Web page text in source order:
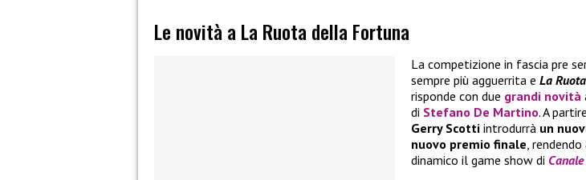
Le novità a La Ruota della Fortuna
La competizione in fascia pre
sempre più agguerrita e La
risponde con due grandi novità
di Stefano De Martino. A
Gerry Scotti introdurrà un
nuovo premio finale,
dinamico il game show di